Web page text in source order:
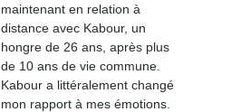
maintenant en relation à
distance avec Kabour, un
hongre de 26 ans, après plus
de 10 ans de vie commune.
Kabour a littéralement changé
mon rapport à mes émotions.